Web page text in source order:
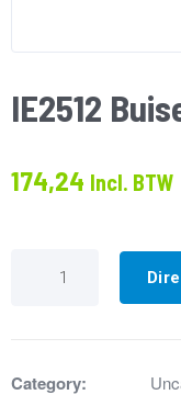
IE2512
174,24 Incl. BTW
Buiselement
Category: